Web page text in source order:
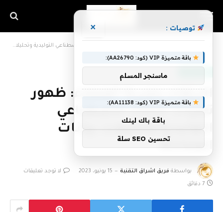
الارتقاء بتجربة العملاء: ظهور تقنيات الذكاء الاصطناعي التوليدية وتحليلات بيانات المحادثة
الارتقاء بتجربة العملاء: ظهور
تقنيات الذكاء الاصطناعي
التوليدية وتحليلات بيانات
المحادثة
بواسطة فريق اشراق التقنية 15 يونيو، 2023 لا توجد تعليقات
7 دقائق
توصيات : ×
باقة متميزة VIP (كود: AA26790):
ماسنجر المسلم
باقة متميزة VIP (كود: AA11138):
باقة باك لينك
تحسين SEO سلة